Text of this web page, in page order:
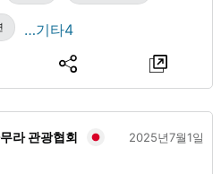
…기타4
라 관광협회 2025년7월1일